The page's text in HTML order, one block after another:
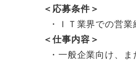
＜応募条件＞
・ＩＴ業界での営業
＜仕事内容＞
・一般企業向け、ま